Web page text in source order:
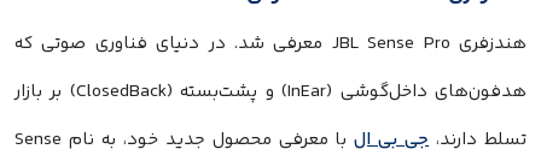
هندزفری JBL Sense Pro معرفی شد. در دنیای فناوری صوتی که
هدفون‌های داخل‌گوشی (InEar) و پشت‌بسته (ClosedBack) بر بازار
تسلط دارند،جی بی ال
با معرفی محصول جدید خود، به نام Sense